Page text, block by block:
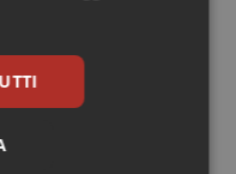
Collo
dello
la ricerca per